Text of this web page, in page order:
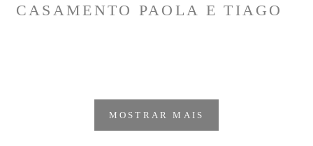
CASAMENTO PAOLA E TIAGO
MOSTRAR MAIS